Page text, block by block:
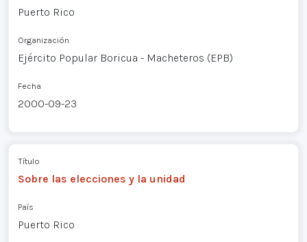
Puerto Rico
Organización
Ejército Popular Boricua - Macheteros (EPB)
Fecha
2000-09-23
Título
Sobre las elecciones y la unidad
País
Puerto Rico